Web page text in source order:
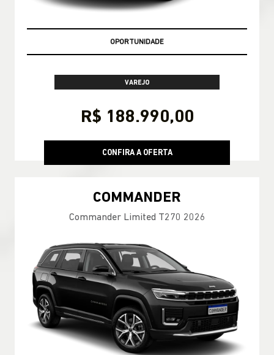
EMPLACAMENTO GRÁTIS!
VAREJO
R$ 188.990,00
CONFIRA A OFERTA
COMMANDER
Commander Limited T270 2026